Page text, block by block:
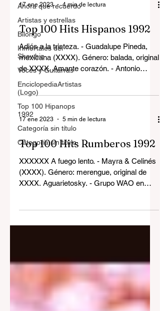
Ahora que recuerdo
Artistas y estrellas
Bilongo
Inmortales del
Showbiz
Voces y Guitarras
EnciclopediaArtistas
(Logo)
Top 100 Hipanops
1992
Categoría sin título
Categoría sin título
17 ene 2023 4 min de lectura
Top 100 Hits Hispanos 1992
Adiós a la tristeza. - Guadalupe Pineda,
mexicana (XXXX). Género: balada, original
de XXXX. Amante corazón. - Antonio
17 ene 2023 5 min de lectura
Top 100 Hits Rumberos 1992
XXXXXX A fuego lento. - Mayra & Celinés
(XXXX). Género: merengue, original de
XXXX. Aguarietosky. - Grupo WAO en